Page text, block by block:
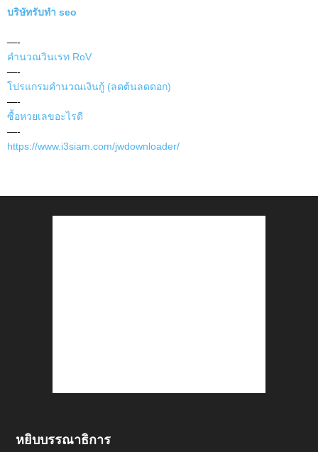
บริษัทรับทำ seo
—-
คำนวณวินเรท RoV
—-
โปรแกรมคำนวณเงินกู้ (ลดต้นลดดอก)
—-
ซื้อหวยเลขอะไรดี
—-
https://www.i3siam.com/jwdownloader/
หยิบบรรณาธิการ